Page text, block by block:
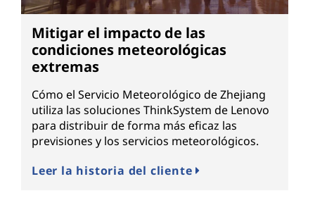
Mitigar el impacto de las
condiciones meteorológicas
extremas
Cómo el Servicio Meteorológico de Zhejiang
utiliza las soluciones ThinkSystem de Lenovo
para distribuir de forma más eficaz las
previsiones y los servicios meteorológicos.
Leer la historia del cliente